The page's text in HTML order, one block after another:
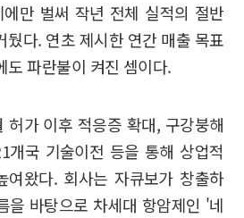
만 벌써 작년 전체 실적의 절반
뒀다. 연초 제시한 연간 매출 목표
도 파란불이 켜진 셈이다.
허가 이후 적응증 확대, 구강붕해
개국 기술이전 등을 통해 상업적
여왔다. 회사는 자큐보가 창출하
을 바탕으로 차세대 항암제인 '네